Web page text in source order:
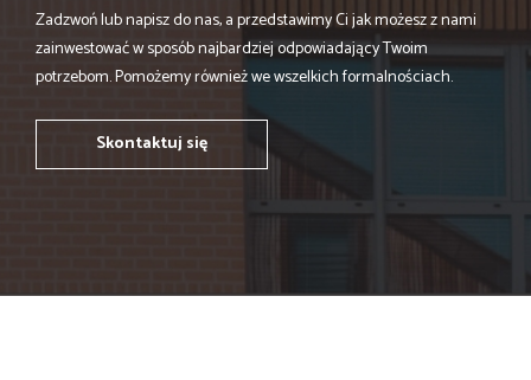
Zadzwoń lub napisz do nas, a przedstawimy Ci jak możesz z nami
zainwestować w sposób najbardziej odpowiadający Twoim
potrzebom. Pomożemy również we wszelkich formalnościach.
Skontaktuj się